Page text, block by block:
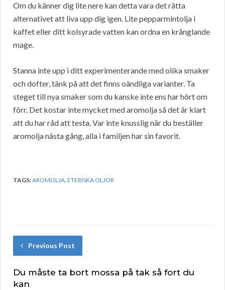
Om du känner dig lite nere kan detta vara det rätta
alternativet att liva upp dig igen. Lite pepparmintolja i
kaffet eller ditt kolsyrade vatten kan ordna en krånglande
mage.
Stanna inte upp i ditt experimenterande med olika smaker
och dofter, tänk på att det finns oändliga varianter. Ta
steget till nya smaker som du kanske inte ens har hört om
förr. Det kostar inte mycket med aromolja så det är klart
att du har råd att testa. Var inte knusslig när du beställer
aromolja nästa gång, alla i familjen har sin favorit.
TAGS:AROMOLJA,ETERISKA OLJOR
Previous Post
Du måste ta bort mossa på tak så fort du
kan